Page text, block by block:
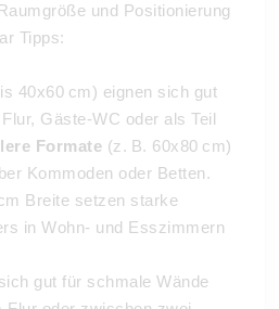
und Positionierung
Tipps:
40x60 cm) eignen sich gut
Gäste-WC oder als Teil
Formate (z. B. 60x80 cm)
Kommoden oder Betten.
Breite setzen starke
in Wohn- und Esszimmern
gut für schmale Wände